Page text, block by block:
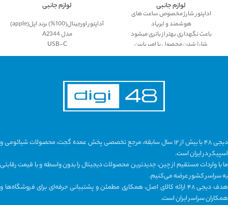
لوازم جانبی
اداپتور شارژ مخصوص ساعت های
هوشمند و ایرپاد
باعث نگهداری بهتر از باتری میشود
شارژ شدن محصول با امپر پایین
لوازم جانبی
آداپتور اورجینال(100%) برند اپل(apple)
مدل A2344
USB-C
MHJF3B/A
طراحی کالیفرنیا،ساخت چین
کلاویه های قابل انعطاف
سازگار با اپل واچ.آیفون و آی پد و...
دیجی ۴۸ با بیش از ۱۲ سال سابقه، مرجع تخصصی پخش عمده گجت، محصولات شیائومی و
اسپیکر در ایران است.
ما با واردات مستقیم از چین، جدیدترین محصولات دیجیتال را بدون واسطه و با قیمت رقابتی
به سراسر کشور عرضه می‌کنیم.
هدف دیجی ۴۸ ارائه کالای اصل، همکاری مطمئن و پشتیبانی حرفه‌ای برای فروشگاه‌ها و
همکاران سراسر ایران است.